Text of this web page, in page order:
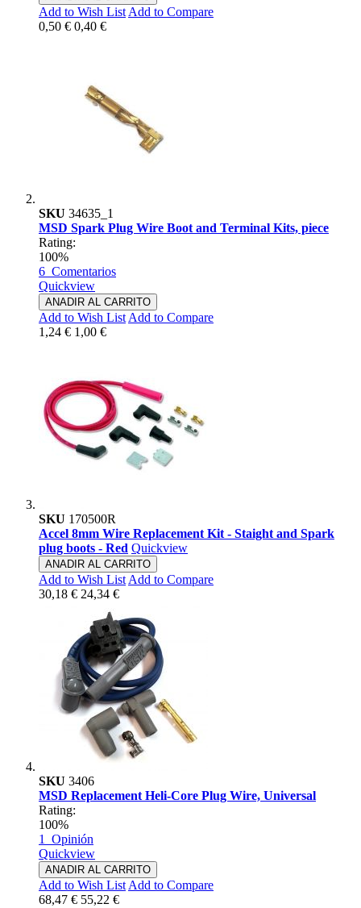
Add to Wish List Add to Compare
0,50 € 0,40 €
SKU 34635_1
MSD Spark Plug Wire Boot and Terminal Kits, piece
Rating:
100%
6 Comentarios
Quickview
ANADIR AL CARRITO
Add to Wish List Add to Compare
1,24 € 1,00 €
SKU 170500R
Accel 8mm Wire Replacement Kit - Staight and Spark
plug boots - Red Quickview
ANADIR AL CARRITO
Add to Wish List Add to Compare
30,18 € 24,34 €
SKU 3406
MSD Replacement Heli-Core Plug Wire, Universal
Rating:
100%
1 Opinión
Quickview
ANADIR AL CARRITO
Add to Wish List Add to Compare
68,47 € 55,22 €